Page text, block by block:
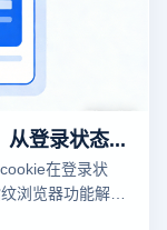
浏览器cookie是什么又有什么用？从登录状态到数据追踪全面解析
在登录状
浏览器功能解析